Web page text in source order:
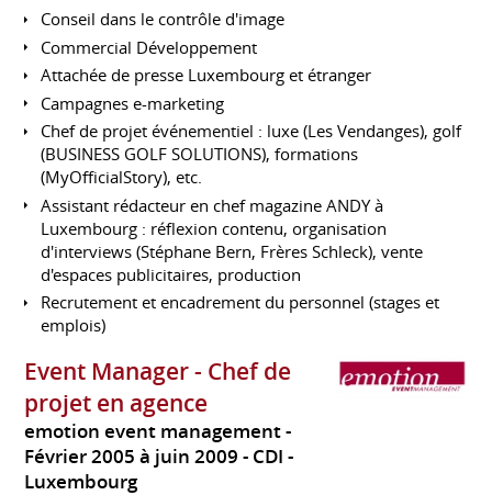
Conseil dans le contrôle d'image
Commercial Développement
Attachée de presse Luxembourg et étranger
Campagnes e-marketing
Chef de projet événementiel : luxe (Les Vendanges), golf
(BUSINESS GOLF SOLUTIONS), formations
(MyOfficialStory), etc.
Assistant rédacteur en chef magazine ANDY à
Luxembourg : réflexion contenu, organisation
d'interviews (Stéphane Bern, Frères Schleck), vente
d'espaces publicitaires, production
Recrutement et encadrement du personnel (stages et
emplois)
Event Manager - Chef de
projet en agence
emotion event management
Février 2005 à juin 2009 CDI
Luxembourg